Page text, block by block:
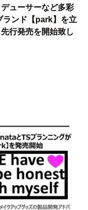
ューサーなど多彩
ンド【park】を立
行発売を開始致し